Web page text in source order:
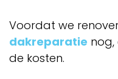
Voordat we
dakreparatie
de kosten.